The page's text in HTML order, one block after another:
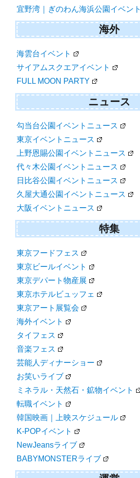
宜野湾｜ぎのわん海浜公園イベント
海外
海雲台イベント
サイアムスクエアイベント
FULL MOON PARTY
ニュース
勾当台公園イベントニュース
東京イベントニュース
上野恩賜公園イベントニュース
代々木公園イベントニュース
日比谷公園イベントニュース
久屋大通公園イベントニュース
大阪イベントニュース
特集
東京フードフェス
東京ビールイベント
東京デパート物産展
東京ホテルビュッフェ
東京アート展覧会
海外イベント
タイフェス
音楽フェス
芸能人ディナーショー
お笑いライブ
ミネラル・天然石・鉱物イベント
転職イベント
韓国映画｜上映スケジュール
K-POPイベント
NewJeansライブ
BABYMONSTERライブ